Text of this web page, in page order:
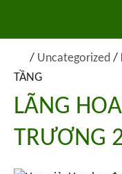
/ Uncategorized /
TẦNG
LÃNG
TRƯƠNG